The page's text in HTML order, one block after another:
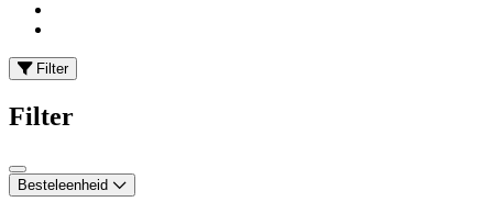
Filter
Filter
Besteleenheid